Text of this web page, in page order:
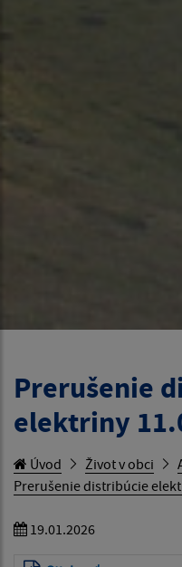
Prerušenie
elektriny
Úvod Život v obci
Prerušenie distribúcie
19.01.2026